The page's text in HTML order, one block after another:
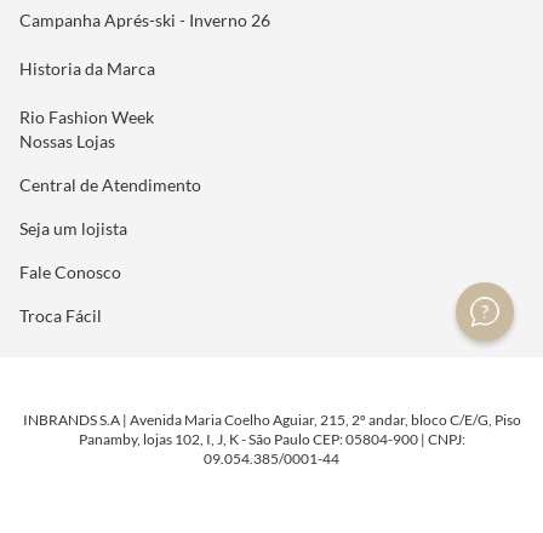
Campanha Aprés-ski - Inverno 26
Historia da Marca
Rio Fashion Week
Nossas Lojas
Central de Atendimento
Seja um lojista
Fale Conosco
Troca Fácil
INBRANDS S.A | Avenida Maria Coelho Aguiar, 215, 2º andar, bloco C/E/G, Piso
Panamby, lojas 102, I, J, K - São Paulo CEP: 05804-900 | CNPJ:
09.054.385/0001-44